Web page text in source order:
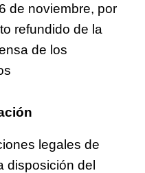
de noviembre, por
refundido de la
de los
legales de
disposición del